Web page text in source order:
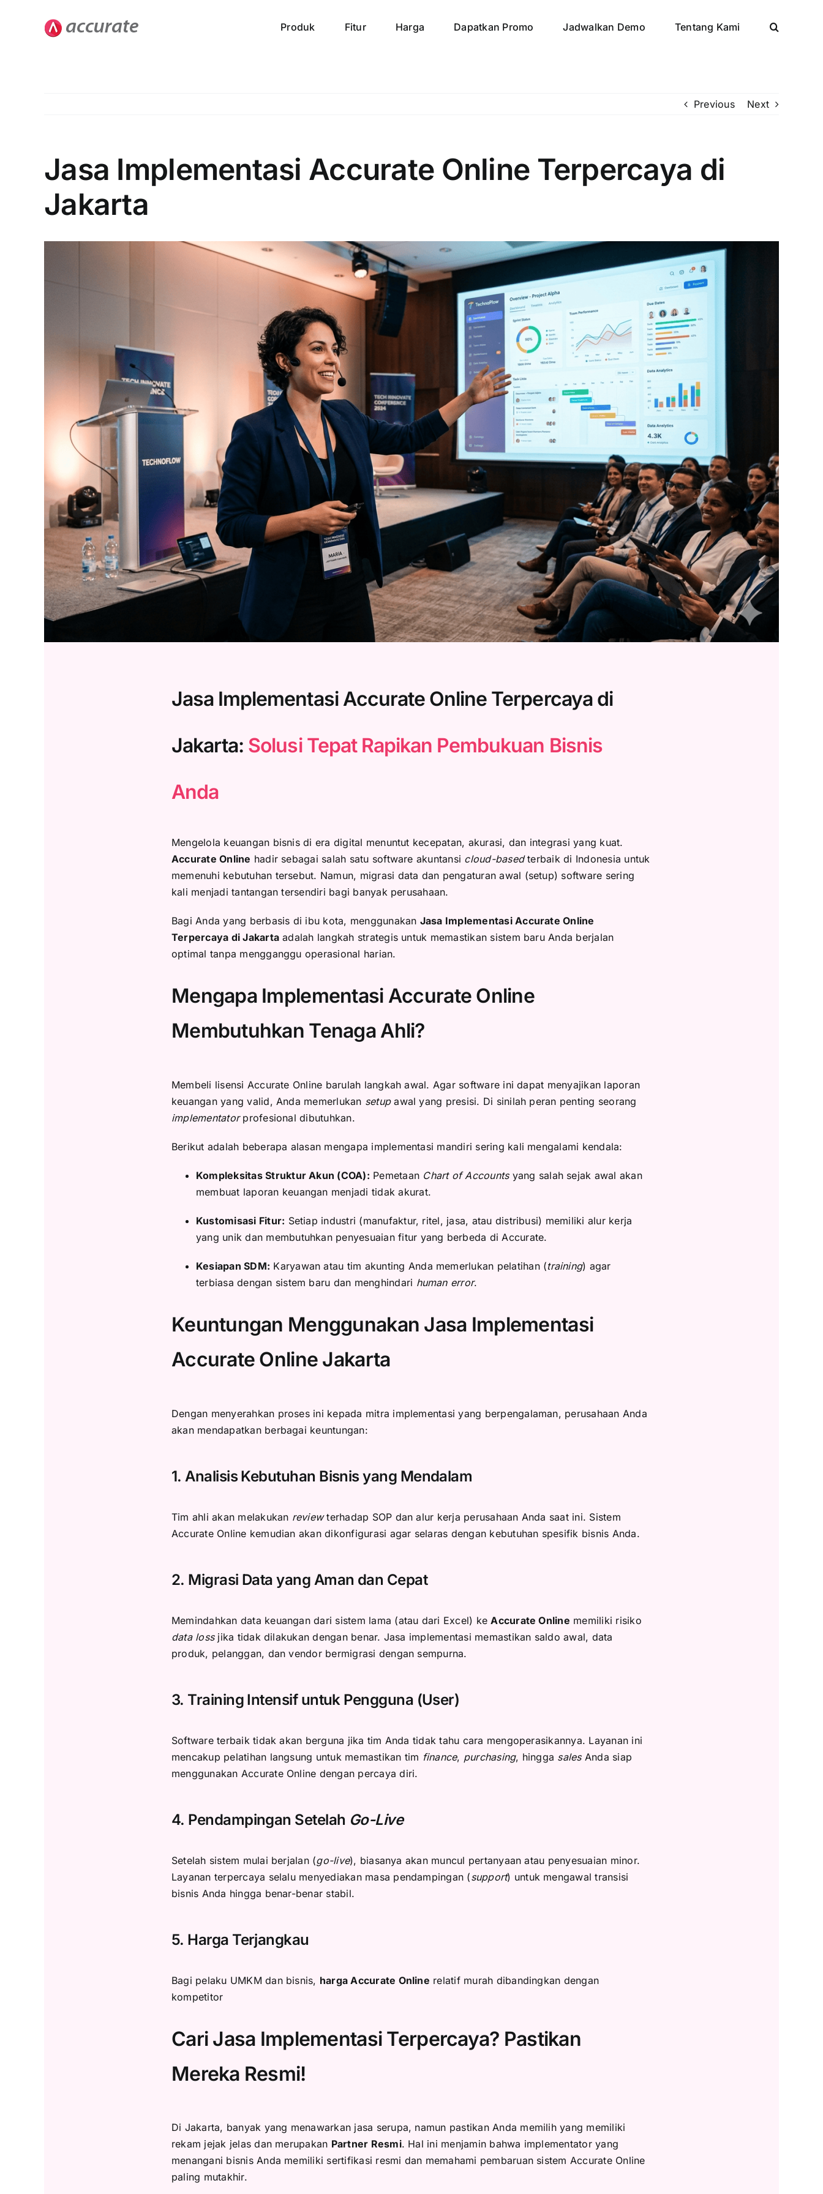
Produk Fitur Harga Dapatkan Promo Jadwalkan Demo Tentang Kami
Previous Next
Jasa Implementasi Accurate Online Terpercaya di
Jakarta
Jasa Implementasi Accurate Online Terpercaya di
Jakarta: Solusi Tepat Rapikan Pembukuan Bisnis
Anda
Mengelola keuangan bisnis di era digital menuntut kecepatan, akurasi, dan integrasi yang kuat.
Accurate Online hadir sebagai salah satu software akuntansi cloud-basedterbaik di Indonesia untuk
memenuhi kebutuhan tersebut. Namun, migrasi data dan pengaturan awal (setup) software sering
kali menjadi tantangan tersendiri bagi banyak perusahaan.
Bagi Anda yang berbasis di ibu kota, menggunakan Jasa Implementasi Accurate Online
Terpercaya di Jakarta adalah langkah strategis untuk memastikan sistem baru Anda berjalan
optimal tanpa mengganggu operasional harian.
Mengapa Implementasi Accurate Online
Membutuhkan Tenaga Ahli?
Membeli lisensi Accurate Online barulah langkah awal. Agar software ini dapat menyajikan laporan
keuangan yang valid, Anda memerlukan setupawal yang presisi. Di sinilah peran penting seorang
implementatorprofesional dibutuhkan.
Berikut adalah beberapa alasan mengapa implementasi mandiri sering kali mengalami kendala:
Kompleksitas Struktur Akun (COA): Pemetaan Chart of Accountsyang salah sejak awal akan
membuat laporan keuangan menjadi tidak akurat.
Kustomisasi Fitur: Setiap industri (manufaktur, ritel, jasa, atau distribusi) memiliki alur kerja
yang unik dan membutuhkan penyesuaian fitur yang berbeda di Accurate.
Kesiapan SDM: Karyawan atau tim akunting Anda memerlukan pelatihan (training) agar
terbiasa dengan sistem baru dan menghindari human error.
Keuntungan Menggunakan Jasa Implementasi
Accurate Online Jakarta
Dengan menyerahkan proses ini kepada mitra implementasi yang berpengalaman, perusahaan Anda
akan mendapatkan berbagai keuntungan:
1. Analisis Kebutuhan Bisnis yang Mendalam
Tim ahli akan melakukan reviewterhadap SOP dan alur kerja perusahaan Anda saat ini. Sistem
Accurate Online kemudian akan dikonfigurasi agar selaras dengan kebutuhan spesifik bisnis Anda.
2. Migrasi Data yang Aman dan Cepat
Memindahkan data keuangan dari sistem lama (atau dari Excel) keAccurate Online memiliki risiko
data lossjika tidak dilakukan dengan benar. Jasa implementasi memastikan saldo awal, data
produk, pelanggan, dan vendor bermigrasi dengan sempurna.
3. Training Intensif untuk Pengguna (User)
Software terbaik tidak akan berguna jika tim Anda tidak tahu cara mengoperasikannya. Layanan ini
mencakup pelatihan langsung untuk memastikan tim finance, purchasing, hingga salesAnda siap
menggunakan Accurate Online dengan percaya diri.
4. Pendampingan Setelah Go-Live
Setelah sistem mulai berjalan (go-live), biasanya akan muncul pertanyaan atau penyesuaian minor.
Layanan terpercaya selalu menyediakan masa pendampingan (support) untuk mengawal transisi
bisnis Anda hingga benar-benar stabil.
5. Harga Terjangkau
Bagi pelaku UMKM dan bisnis, harga Accurate Online relatif murah dibandingkan dengan
kompetitor
Cari Jasa Implementasi Terpercaya? Pastikan
Mereka Resmi!
Di Jakarta, banyak yang menawarkan jasa serupa, namun pastikan Anda memilih yang memiliki
rekam jejak jelas dan merupakan Partner Resmi. Hal ini menjamin bahwa implementator yang
menangani bisnis Anda memiliki sertifikasi resmi dan memahami pembaruan sistem Accurate Online
paling mutakhir.